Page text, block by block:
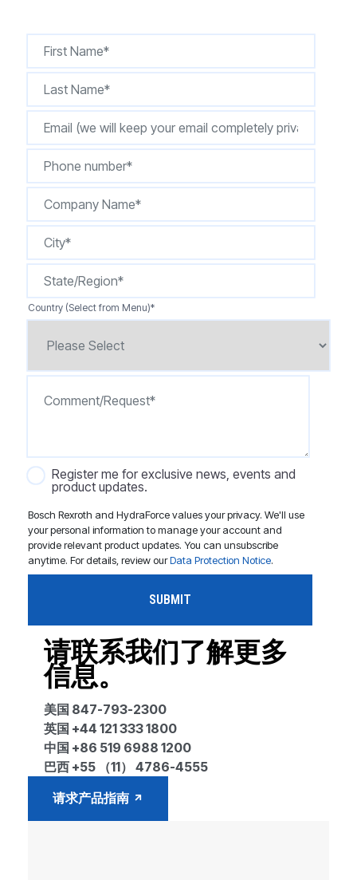
Country (Select from Menu)*
Register me for exclusive news, events and
product updates.
Bosch Rexroth and HydraForce values your privacy. We'll use
your personal information to manage your account and
provide relevant product updates. You can unsubscribe
anytime. For details, review ourData Protection Notice.
请联系我们了解更多
信息。
美国 847-793-2300
英国 +44 121 333 1800
中国 +86 519 6988 1200
巴西 +55 （11） 4786-4555
请求产品指南